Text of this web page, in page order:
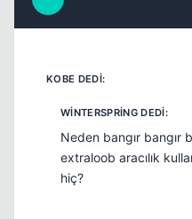
Neden bangır bangır
extraloob aracılık
hiç?